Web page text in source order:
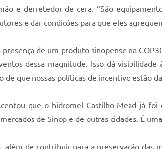
e derretedor de cera. “São
e dar condições para que eles
presença de um produto sinopense na
dessa magnitude. Isso dá
de que nossas políticas de incentivo estão
que o hidromel Castilho Mead já
de Sinop e de outras cidades. É
além de contribuir para a preservação das